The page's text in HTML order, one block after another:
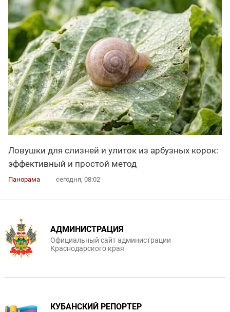
Ловушки для слизней и улиток из арбузных корок:
эффективный и простой метод
Панорама сегодня, 08:02
АДМИНИСТРАЦИЯ
Официальный сайт администрации
Краснодарского края
КУБАНСКИЙ РЕПОРТЕР